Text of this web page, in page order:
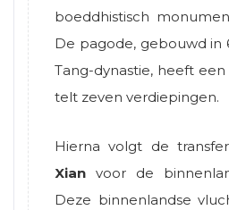
boeddhistisch
De pagode, gebouwd in
Tang-dynastie, heeft
telt zeven verdiepingen.
Hierna volgt de
Xian voor de
Deze binnenlandse